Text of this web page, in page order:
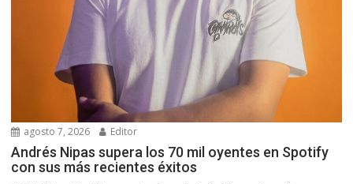
agosto 7, 2026 Editor
Andrés Nipas supera los 70 mil oyentes en Spotify
con sus más recientes éxitos